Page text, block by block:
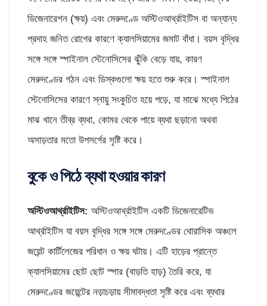
ডিজেনারেশন (ক্ষয়) এবং মেরুদণ্ডে অস্টিওআর্থ্রাইটিস বা অন্যান্য
প্রদাহ জনিত রোগের কারণে ক্যালসিয়ামের জমাট বাঁধা। বয়স বৃদ্ধির
সঙ্গে সঙ্গে স্পাইনাল স্টেনোসিসের ঝুঁকি বেড়ে যায়, কারণ
মেরুদণ্ডের গঠন এবং ডিস্কগুলো ক্ষয় হতে শুরু করে। স্পাইনাল
স্টেনোসিসের কারণে স্নায়ু সংকুচিত হয়ে পড়ে, যা মাঝে মধ্যে পিঠের
মাঝ খানে তীব্র ব্যথা, কোমর থেকে পায়ে ব্যথা ছড়ানো অথবা
অসাড়তার মতো উপসর্গের সৃষ্টি করে।
বুকে ও পিঠে ব্যথা হওয়ার কারণ
অস্টিওআর্থ্রাইটিস: অস্টিওআর্থ্রাইটিস একটি ডিজেনারেটিভ
আর্থ্রাইটিস যা বয়স বৃদ্ধির সঙ্গে সঙ্গে মেরুদণ্ডের থোরাসিক অঞ্চলে
জয়েন্ট কার্টিলেজের পরিধান ও ক্ষয় ঘটায়। এটি হাড়ের প্রান্তে
ক্যালসিয়ামের ছোট ছোট স্পার (বাড়তি হাড়) তৈরি করে, যা
মেরুদণ্ডের জয়েন্টের নড়াচড়ায় সীমাবদ্ধতা সৃষ্টি করে এবং ব্যথার